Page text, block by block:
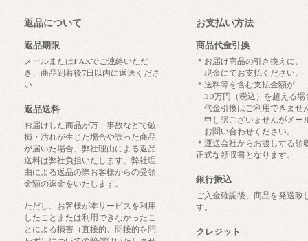
返品について
返品期限
メールまたはFAXでご連絡いただ
き、商品到着後7日以内に返送くださ
い
返品送料
お届けした商品が万一事故などで破
損・汚れが生じた場合や誤った商品
が届いた場合、弊社理由による返品
送料は弊社負担いたします。弊社理
由による返品の際お客様からの受領
金額の返金をいたします。
ただし、お客様が本サービスを利用
したことまたは利用できなかったこ
とによる損害（直接的、間接的を問
お支払い方法
商品代金引換
＊お届け商品の引き換えに、
現金にてお支払ください。
＊送料等を含む支払金額が
30万円（税込）を超える場
代金引換はご利用できませ
申し訳ございませんがメー
お問い合わせください。
＊運送会社からお渡しする領
正式な領収書となります。
銀行振込
ご入金確認後、商品を発送致
す。
クレジット